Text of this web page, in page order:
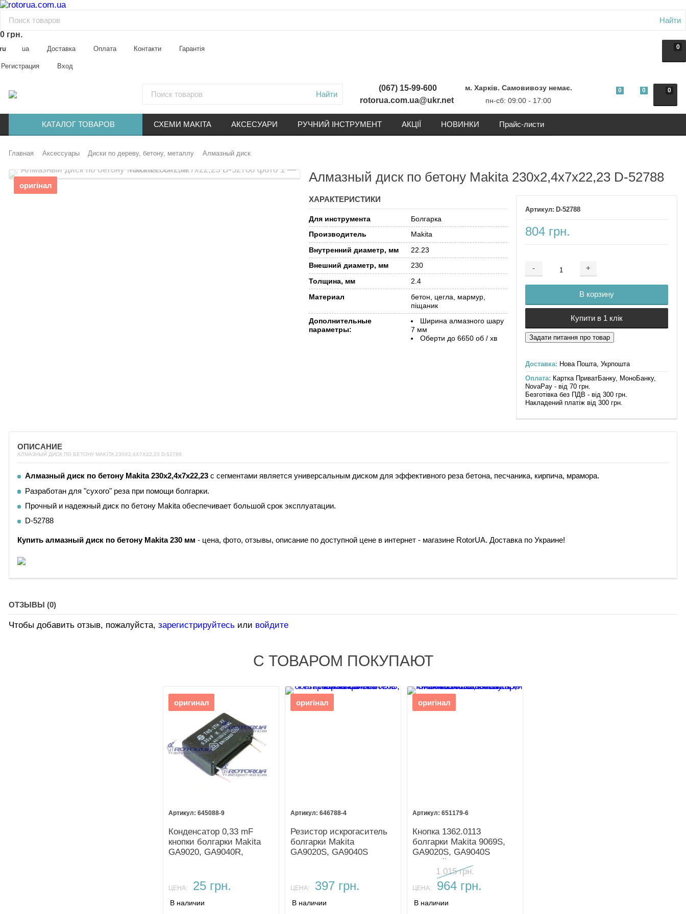
Найти
0 грн.
0
ua Доставка Оплата Контакти Гарантія
Регистрация Вход
Найти
(067) 15-99-600
rotorua.com.ua@ukr.net
м. Харків. Самовивозу немає.
пн-сб: 09:00 - 17:00
0
0 0
КАТАЛОГ ТОВАРОВ СХЕМИ MAKITA АКСЕСУАРИ РУЧНИЙ ІНСТРУМЕНТ АКЦІЇ НОВИНКИ Прайс-листи
Главная Аксессуары Диски по дереву, бетону, металлу Алмазный диск
оригінал
Алмазный диск по бетону Makita 230x2,4x7x22,23 D-52788
D-52788
804 грн.
- +
Добавляется...
В корзину
Добавлен
Купити в 1 клік
Доставка: Нова Пошта, Укрпошта
Оплата: Картка ПриватБанку, МоноБанку,
NovaPay - від 70 грн.
Безготівка без ПДВ - від 300 грн.
Накладений платіж від 300 грн.
ХАРАКТЕРИСТИКИ
Для инструмента Болгарка
Производитель Makita
Внутренний диаметр, мм 22.23
Внешний диаметр, мм 230
Толщина, мм 2.4
Материал
бетон, цегла, мармур,
піщаник
Дополнительные
параметры:
Ширина алмазного шару
7 мм
Оберти до 6650 об / хв
ОПИСАНИЕ
АЛМАЗНЫЙ ДИСК ПО БЕТОНУ MAKITA 230X2,4X7X22,23 D-52788
Алмазныйдиск по бетону Makita 230x2,4x7x22,23с сегментами является универсальным диском для эффективного реза бетона, песчаника, кирпича, мрамора.
Разработан для "сухого" реза при помощи болгарки.
Прочный и надежный диск по бетону Makita обеспечивает большой срок эксплуатации.
D-52788
Купить алмазный диск по бетону Makita 230 мм - цена, фото, отзывы, описание по доступной цене в интернет - магазине RotorUA. Доставка по Украине!
ОТЗЫВЫ (0)
Чтобы добавить отзыв, пожалуйста, зарегистрируйтесьили войдите
С ТОВАРОМ ПОКУПАЮТ
оригинал
645088-9
Конденсатор 0,33 mF
кнопки болгарки Makita
GA9020, GA9040R,
ЦЕНА: 25 грн.
В наличии
оригінал
646788-4
Резистор искрогаситель
болгарки Makita
GA9020S, GA9040S
ЦЕНА: 397 грн.
В наличии
оригінал
651179-6
Кнопка 1362.0113
болгарки Makita 9069S,
GA9020S, GA9040S
1 015 грн.
ЦЕНА: 964 грн.
В наличии